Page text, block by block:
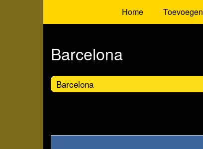
Home Toevoegen
Barcelona
Barcelona